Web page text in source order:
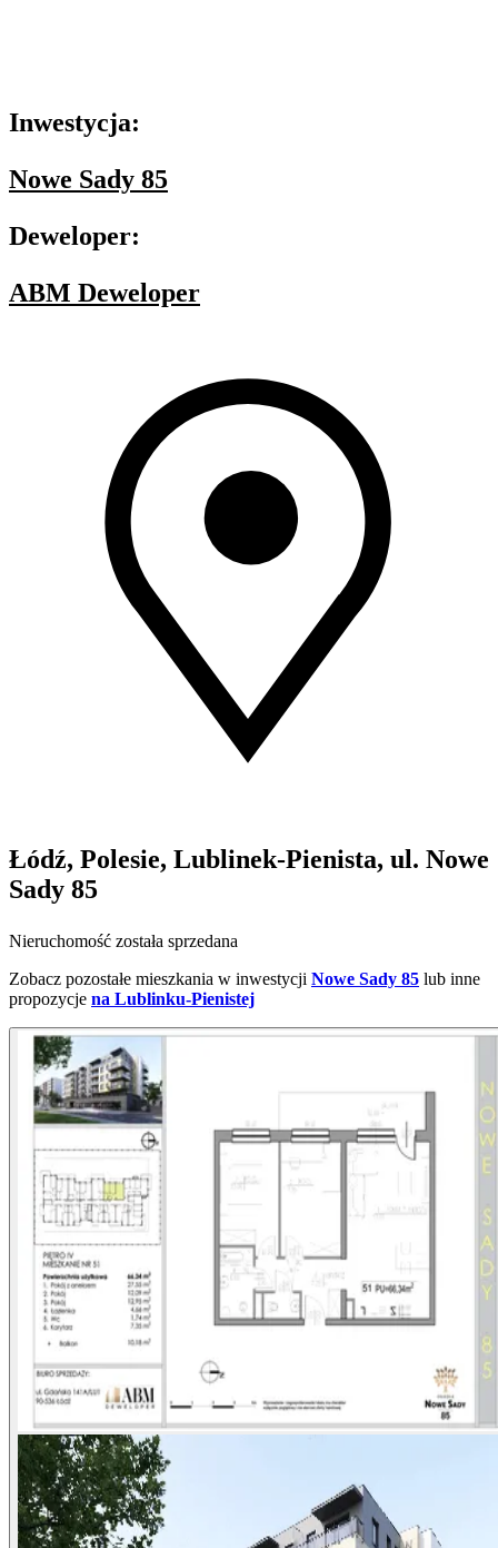
Inwestycja:
Nowe Sady 85
Deweloper:
ABM Deweloper
Łódź, Polesie, Lublinek-Pienista, ul. Nowe
Sady 85
Nieruchomość została sprzedana
Zobacz pozostałe mieszkania w inwestycji Nowe Sady 85 lub inne
propozycje na Lublinku-Pienistej